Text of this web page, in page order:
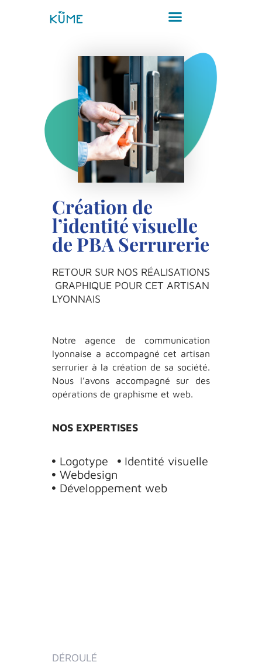
Création de
l’identité visuelle
de PBA Serrurerie
RETOUR SUR NOS RÉALISATIONS
GRAPHIQUE POUR CET ARTISAN
LYONNAIS
Notre agence de communication
lyonnaise a accompagné cet artisan
serrurier à la création de sa société.
Nous l’avons accompagné sur des
opérations de graphisme et web.
NOS EXPERTISES
Logotype
Identité visuelle
Webdesign
Développement web
DÉROULÉ